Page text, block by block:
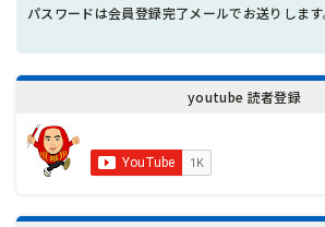
パスワードは会員登録完了メールでお送りします
youtube 読者登録